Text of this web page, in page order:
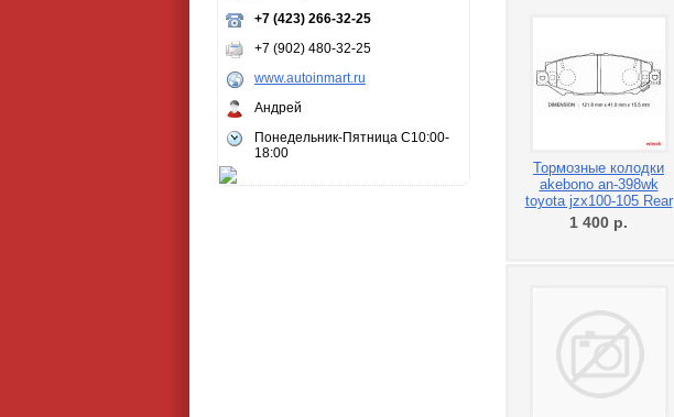
Тормозные колодки
akebono an-398wk
toyota jzx100-105 Rear
1 400 р.
+7 (423) 266-32-25
+7 (902) 480-32-25
www.autoinmart.ru
Андрей
Понедельник-Пятница С10:00-
18:00